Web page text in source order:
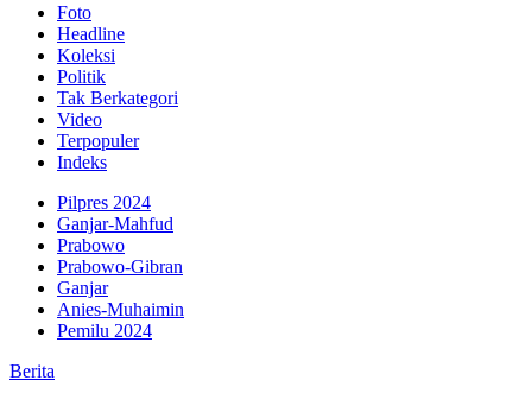
Foto
Headline
Koleksi
Politik
Tak Berkategori
Video
Terpopuler
Indeks
Pilpres 2024
Ganjar-Mahfud
Prabowo
Prabowo-Gibran
Ganjar
Anies-Muhaimin
Pemilu 2024
Berita